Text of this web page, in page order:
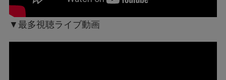
▼最多視聴ライブ動画